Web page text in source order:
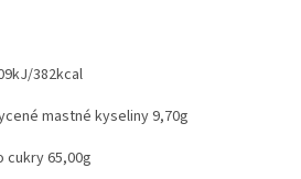
382kcal
mastné kyseliny 9,70g
65,00g